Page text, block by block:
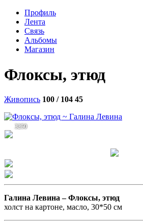
Профиль
Лента
Связь
Альбомы
Магазин
Флоксы, этюд
Живопись 100 / 104 45
3250
Галина Левина –Флоксы, этюд
холст на картоне, масло, 30*50 см